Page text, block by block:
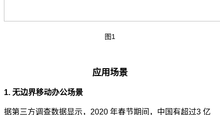
图1
应用场景
1. 无边界移动办公场景
据第三方调查数据显示，2020 年春节期间，中国有超过3 亿